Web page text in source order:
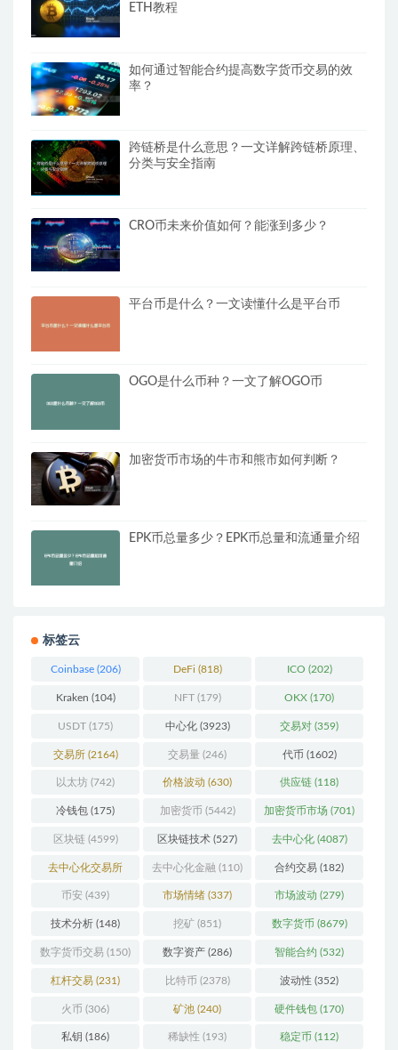
ETH教程
如何通过智能合约提高数字货币交易的效
率？
跨链桥是什么意思？一文详解跨链桥原理、
分类与安全指南
CRO币未来价值如何？能涨到多少？
平台币是什么？一文读懂什么是平台币
OGO是什么币种？一文了解OGO币
加密货币市场的牛市和熊市如何判断？
EPK币总量多少？EPK币总量和流通量介绍
标签云
Coinbase(206) DeFi (818) ICO (202)
Kraken (104) NFT(179) OKX (170)
USDT (175) 中心化(3923) 交易对 (359)
交易所(2164) 交易量 (246) 代币 (1602)
以太坊 (742) 价格波动 (630) 供应链 (118)
冷钱包 (175) 加密货币 (5442) 加密货币市场 (701)
区块链(4599) 区块链技术 (527) 去中心化(4087)
去中心化交易所
(196)
去中心化金融 (110) 合约交易 (182)
币安 (439) 市场情绪 (337) 市场波动 (279)
技术分析 (148) 挖矿 (851) 数字货币 (8679)
数字货币交易 (150) 数字资产 (286) 智能合约 (532)
杠杆交易 (231) 比特币 (2378) 波动性 (352)
火币 (306) 矿池 (240) 硬件钱包 (170)
私钥 (186) 稀缺性 (193) 稳定币 (112)